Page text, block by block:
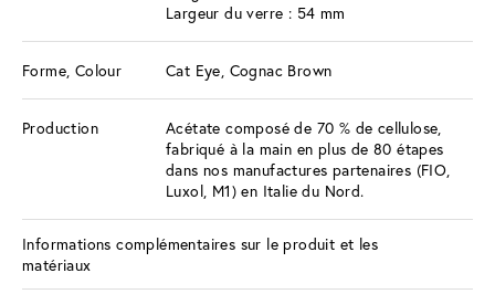
Largeur du verre : 54 mm
Forme, Colour Cat Eye, Cognac Brown
Production
Acétate composé de 70 % de cellulose,
fabriqué à la main en plus de 80 étapes
dans nos manufactures partenaires (FIO,
Luxol, M1) en Italie du Nord.
Informations complémentaires sur le produit et les
matériaux